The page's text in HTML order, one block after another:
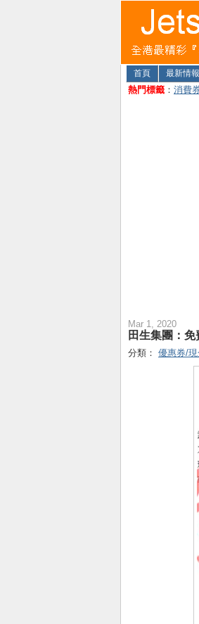
首頁 最新情報
熱門標籤 ： 消費
Mar 1, 2020
田生集團：免
分類： 優惠券/